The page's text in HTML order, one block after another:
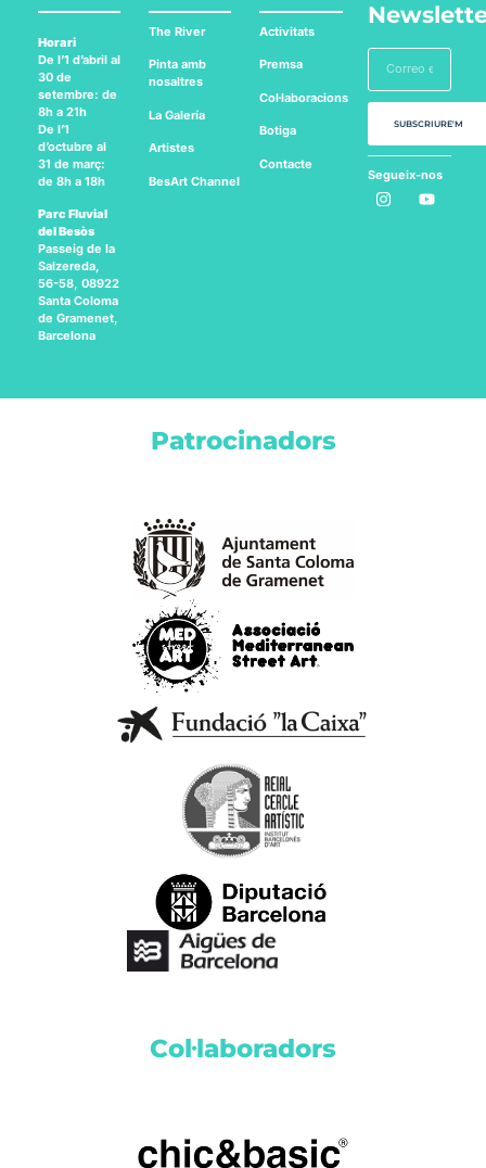
Horari
De l’1 d’abril al
30 de
setembre: de
8h a 21h
De l’1
d’octubre al
31 de març:
de 8h a 18h
Parc Fluvial
del Besòs
Passeig de la
Salzereda,
56-58, 08922
Santa Coloma
de Gramenet,
Barcelona
The River
Pinta amb
nosaltres
La Galería
Artistes
BesArt Channel
Activitats
Premsa
Col·laboracions
Botiga
Contacte
SUBSCRIURE'M
Segueix-nos
a:
Patrocinadors
Col·laboradors